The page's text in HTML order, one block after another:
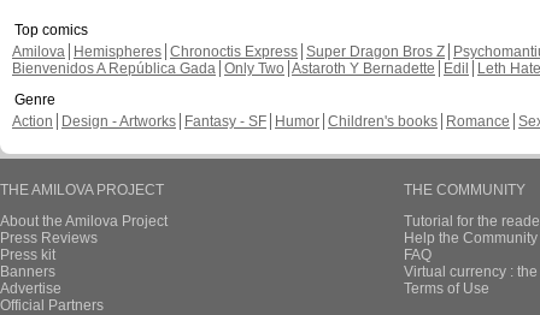
Top comics
Amilova
Hemispheres Chronoctis Express Super Dragon Bros Z
Bienvenidos A República Gada Only Two Astaroth Y Bernadette Edil
Leth Hate
Genre
Action
Design - Artworks Fantasy - SF Humor Children's books Romance
THE AMILOVA PROJECT
About the Amilova Project
Press Reviews
Press kit
Banners
Advertise
Official Partners
THE COMMUNITY
Tutorial for the
Help the
FAQ
Virtual currency :
Terms of Use